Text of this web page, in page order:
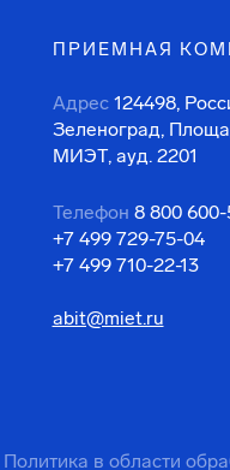
ПРИЕМНАЯ
Адрес 124498,
Зеленоград,
МИЭТ, ауд. 2201
Телефон 8 800
+7 499 729-75-04
+7 499 710-22-13
abit@miet.ru
Политика в области